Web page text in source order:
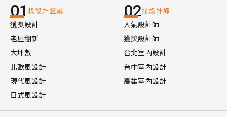
01 找設計靈感
獲獎設計
老屋翻新
大坪數
北歐風設計
現代風設計
日式風設計
02找設計師
人氣設計師
獲獎設計師
台北室內設計
台中室內設計
高雄室內設計